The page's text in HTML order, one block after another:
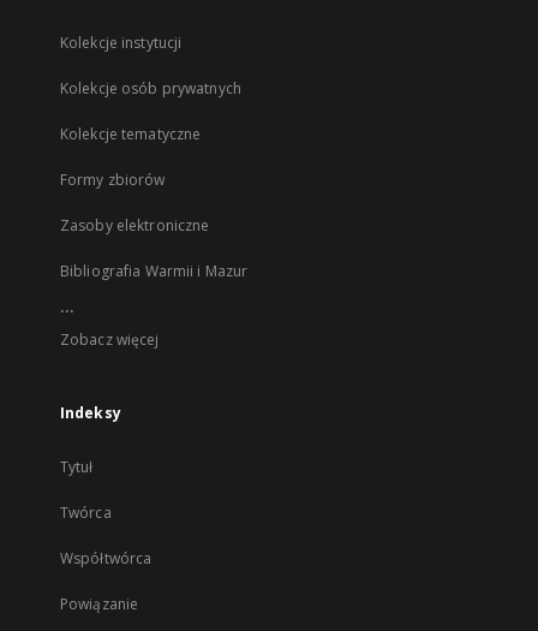
Kolekcje instytucji
Kolekcje osób prywatnych
Kolekcje tematyczne
Formy zbiorów
Zasoby elektroniczne
Bibliografia Warmii i Mazur
...
Zobacz więcej
Indeksy
Tytuł
Twórca
Współtwórca
Powiązanie